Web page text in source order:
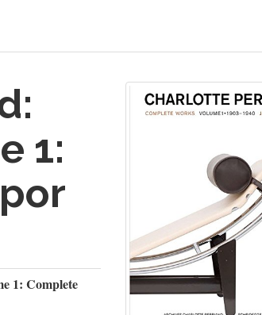
1:
1: Complete